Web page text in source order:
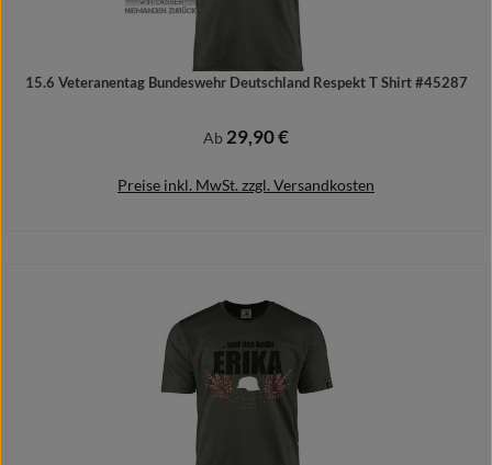
15.6 Veteranentag Bundeswehr Deutschland Respekt T Shirt #45287
Regulärer Preis:
Ab29,90 €
Preise inkl. MwSt. zzgl. Versandkosten
Details